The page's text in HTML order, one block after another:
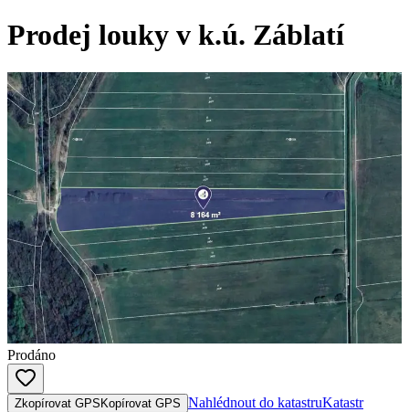
Prodej louky v k.ú. Záblatí
Prodáno
Zkopírovat GPS Kopírovat GPS Nahlédnout do katastruKatastr